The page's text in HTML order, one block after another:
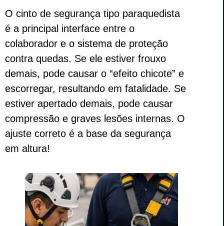
O cinto de segurança tipo paraquedista
é a principal interface entre o
colaborador e o sistema de proteção
contra quedas. Se ele estiver frouxo
demais, pode causar o “efeito chicote” e
escorregar, resultando em fatalidade. Se
estiver apertado demais, pode causar
compressão e graves lesões internas. O
ajuste correto é a base da segurança
em altura!